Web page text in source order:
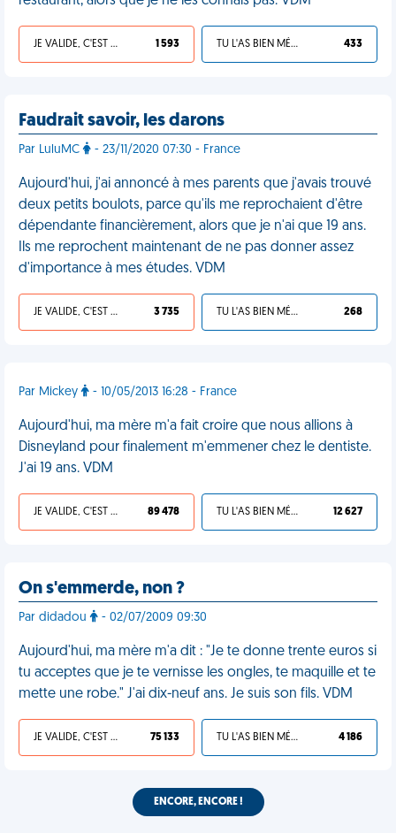
JE VALIDE, C'EST UNE VDM 1 593 TU L'AS BIEN MÉRITÉ 433
Faudrait savoir, les darons
Par LuluMC - 23/11/2020 07:30 - France
Aujourd'hui, j'ai annoncé à mes parents que j'avais trouvé
deux petits boulots, parce qu'ils me reprochaient d'être
dépendante financièrement, alors que je n'ai que 19 ans.
Ils me reprochent maintenant de ne pas donner assez
d'importance à mes études. VDM
JE VALIDE, C'EST UNE VDM 3 735 TU L'AS BIEN MÉRITÉ 268
Par Mickey - 10/05/2013 16:28 - France
Aujourd'hui, ma mère m'a fait croire que nous allions à
Disneyland pour finalement m'emmener chez le dentiste.
J'ai 19 ans. VDM
JE VALIDE, C'EST UNE VDM 89 478 TU L'AS BIEN MÉRITÉ 12 627
On s'emmerde, non ?
Par didadou - 02/07/2009 09:30
Aujourd'hui, ma mère m'a dit : "Je te donne trente euros si
tu acceptes que je te vernisse les ongles, te maquille et te
mette une robe." J'ai dix-neuf ans. Je suis son fils. VDM
JE VALIDE, C'EST UNE VDM 75 133 TU L'AS BIEN MÉRITÉ 4 186
ENCORE, ENCORE !